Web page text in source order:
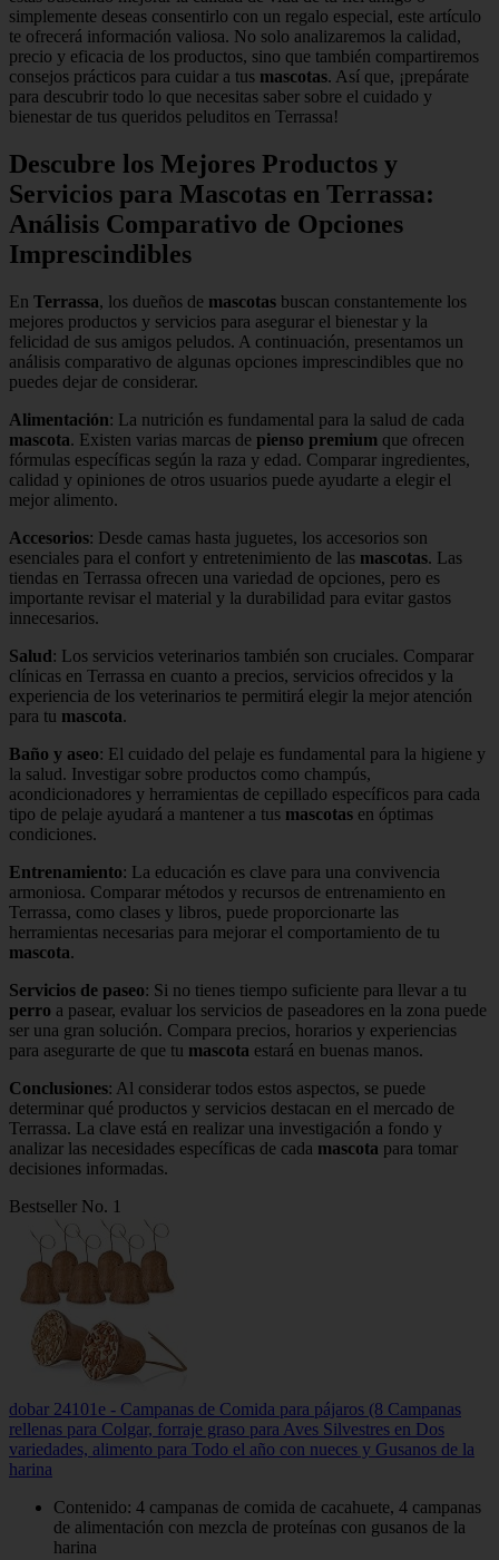
simplemente deseas consentirlo con un regalo especial, este artículo
te ofrecerá información valiosa. No solo analizaremos la calidad,
precio y eficacia de los productos, sino que también compartiremos
consejos prácticos para cuidar a tus mascotas. Así que, ¡prepárate
para descubrir todo lo que necesitas saber sobre el cuidado y
bienestar de tus queridos peluditos en Terrassa!
Descubre los Mejores Productos y
Servicios para Mascotas en Terrassa:
Análisis Comparativo de Opciones
Imprescindibles
En Terrassa, los dueños de mascotas buscan constantemente los
mejores productos y servicios para asegurar el bienestar y la
felicidad de sus amigos peludos. A continuación, presentamos un
análisis comparativo de algunas opciones imprescindibles que no
puedes dejar de considerar.
Alimentación: La nutrición es fundamental para la salud de cada
mascota. Existen varias marcas de pienso premium que ofrecen
fórmulas específicas según la raza y edad. Comparar ingredientes,
calidad y opiniones de otros usuarios puede ayudarte a elegir el
mejor alimento.
Accesorios: Desde camas hasta juguetes, los accesorios son
esenciales para el confort y entretenimiento de las mascotas. Las
tiendas en Terrassa ofrecen una variedad de opciones, pero es
importante revisar el material y la durabilidad para evitar gastos
innecesarios.
Salud: Los servicios veterinarios también son cruciales. Comparar
clínicas en Terrassa en cuanto a precios, servicios ofrecidos y la
experiencia de los veterinarios te permitirá elegir la mejor atención
para tu mascota.
Baño y aseo: El cuidado del pelaje es fundamental para la higiene y
la salud. Investigar sobre productos como champús,
acondicionadores y herramientas de cepillado específicos para cada
tipo de pelaje ayudará a mantener a tus mascotas en óptimas
condiciones.
Entrenamiento: La educación es clave para una convivencia
armoniosa. Comparar métodos y recursos de entrenamiento en
Terrassa, como clases y libros, puede proporcionarte las
herramientas necesarias para mejorar el comportamiento de tu
mascota.
Servicios de paseo: Si no tienes tiempo suficiente para llevar a tu
perro a pasear, evaluar los servicios de paseadores en la zona puede
ser una gran solución. Compara precios, horarios y experiencias
para asegurarte de que tu mascota estará en buenas manos.
Conclusiones: Al considerar todos estos aspectos, se puede
determinar qué productos y servicios destacan en el mercado de
Terrassa. La clave está en realizar una investigación a fondo y
analizar las necesidades específicas de cada mascota para tomar
decisiones informadas.
Bestseller No. 1
dobar 24101e - Campanas de Comida para pájaros (8 Campanas
rellenas para Colgar, forraje graso para Aves Silvestres en Dos
variedades, alimento para Todo el año con nueces y Gusanos de la
harina
Contenido: 4 campanas de comida de cacahuete, 4 campanas
de alimentación con mezcla de proteínas con gusanos de la
harina